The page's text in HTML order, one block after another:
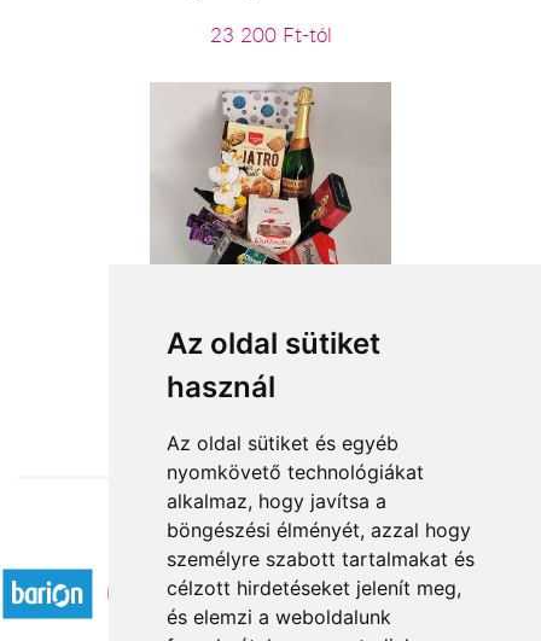
Az oldal sütiket
használ
Az oldal sütiket és egyéb
nyomkövető technológiákat
alkalmaz, hogy javítsa a
böngészési élményét, azzal hogy
személyre szabott tartalmakat és
célzott hirdetéseket jelenít meg,
és elemzi a weboldalunk
23 200 Ft-tól
Boldog Születésnapot
23 960 Ft-tól
Elfogadott fizetési módok